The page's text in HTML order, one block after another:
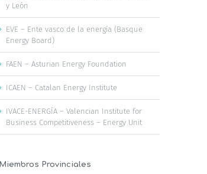
y León
EVE – Ente vasco de la energía (Basque
Energy Board)
FAEN – Asturian Energy Foundation
ICAEN – Catalan Energy Institute
IVACE-ENERGÍA – Valencian Institute for
Business Competitiveness – Energy Unit
Miembros Provinciales